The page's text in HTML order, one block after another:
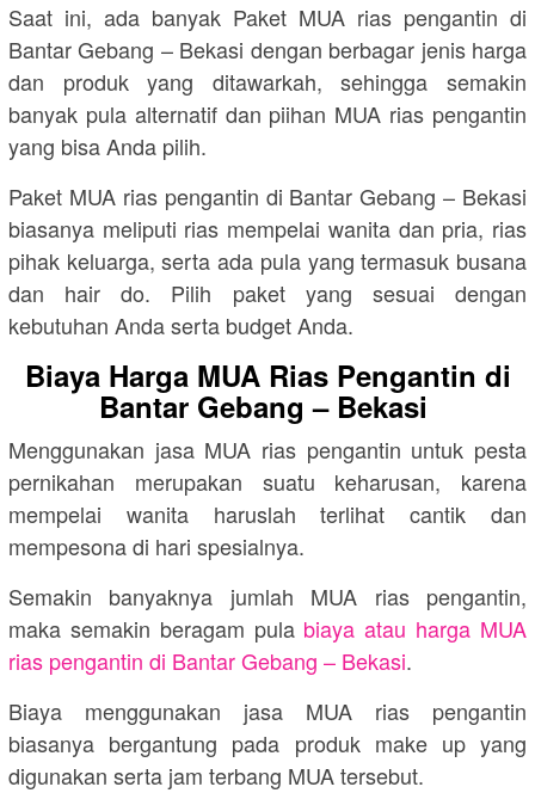
Saat ini, ada banyak Paket MUA rias pengantin di
Bantar Gebang – Bekasi dengan berbagar jenis harga
dan produk yang ditawarkah, sehingga semakin
banyak pula alternatif dan piihan MUA rias pengantin
yang bisa Anda pilih.
Paket MUA rias pengantin di Bantar Gebang – Bekasi
biasanya meliputi rias mempelai wanita dan pria, rias
pihak keluarga, serta ada pula yang termasuk busana
dan hair do. Pilih paket yang sesuai dengan
kebutuhan Anda serta budget Anda.
Biaya Harga MUA Rias Pengantin di
Bantar Gebang – Bekasi
Menggunakan jasa MUA rias pengantin untuk pesta
pernikahan merupakan suatu keharusan, karena
mempelai wanita haruslah terlihat cantik dan
mempesona di hari spesialnya.
Semakin banyaknya jumlah MUA rias pengantin,
maka semakin beragam pula biaya atau harga MUA
rias pengantin di Bantar Gebang – Bekasi.
Biaya menggunakan jasa MUA rias pengantin
biasanya bergantung pada produk make up yang
digunakan serta jam terbang MUA tersebut.